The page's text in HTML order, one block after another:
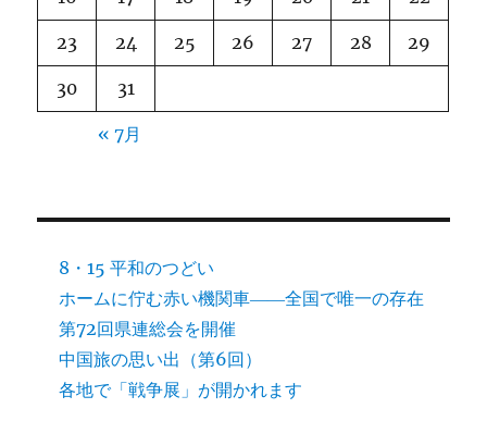
23 24 25 26 27 28 29
30 31
« 7月
8・15 平和のつどい
ホームに佇む赤い機関車――全国で唯一の存在
第72回県連総会を開催
中国旅の思い出（第6回）
各地で「戦争展」が開かれます